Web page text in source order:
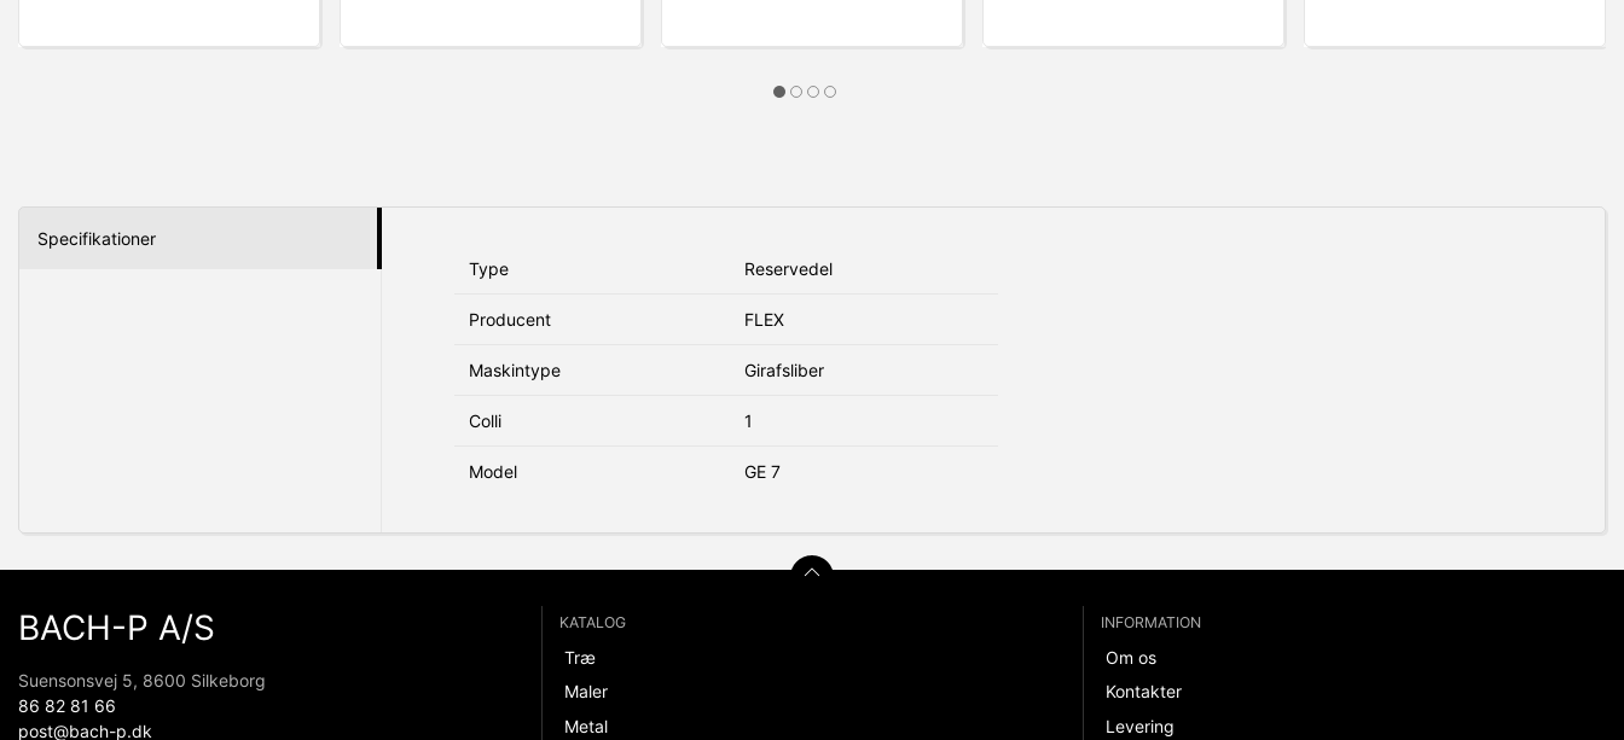
Specifikationer
Type
Reservedel
Producent FLEX
Maskintype Girafsliber
Colli 1
Model GE 7
BACH-P A/S
Suensonsvej 5, 8600 Silkeborg
86 82 81 66
post@bach-p.dk
KATALOG
Træ
Maler
Metal
INFORMATION
Om os
Kontakter
Levering